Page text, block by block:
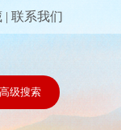
| 联系我们
高级搜索